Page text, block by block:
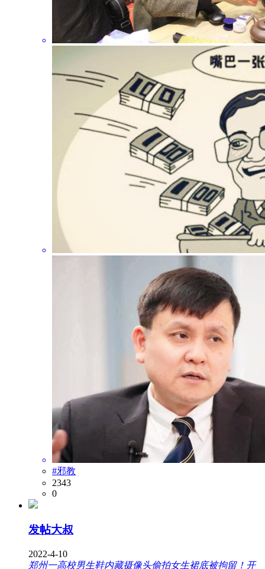
#邪教
2343
0
发帖大叔
2022-4-10
郑州一高校男生鞋内藏摄像头偷拍女生裙底被拘留！开